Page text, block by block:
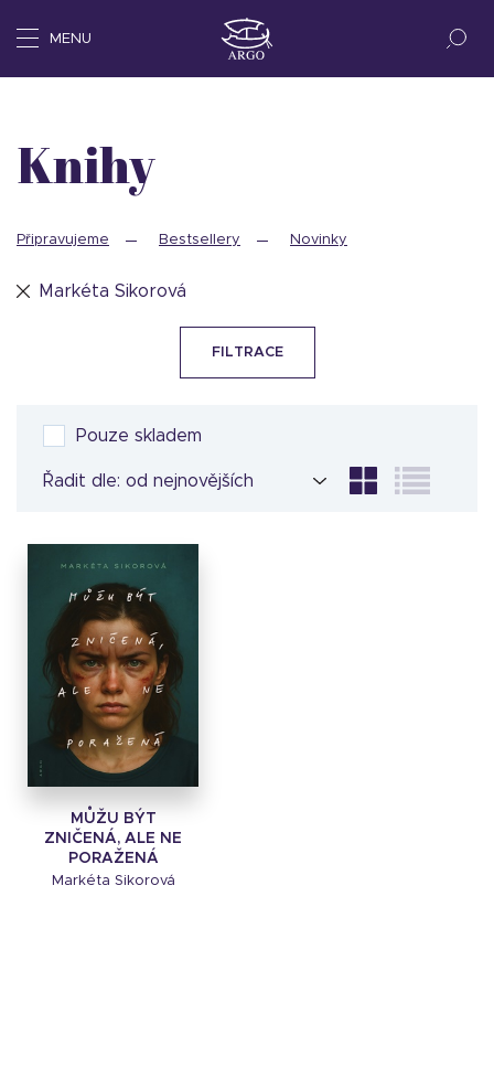
MENU
Knihy
Připravujeme Bestsellery Novinky
Markéta Sikorová
FILTRACE
Pouze skladem
Řadit dle:
MŮŽU BÝT
ZNIČENÁ, ALE NE
PORAŽENÁ
Markéta Sikorová